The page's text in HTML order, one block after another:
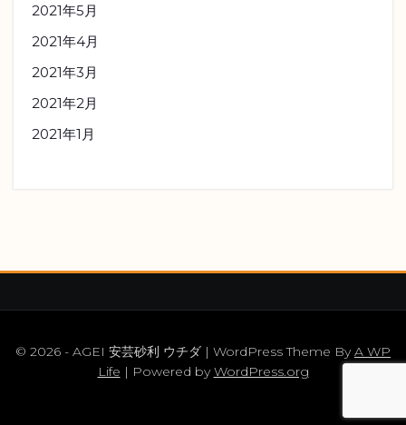
2021年5月
2021年4月
2021年3月
2021年2月
2021年1月
© 2026 - AGEI 安芸砂利 ウチダ | WordPress Theme ByA WP
Life | Powered byWordPress.org